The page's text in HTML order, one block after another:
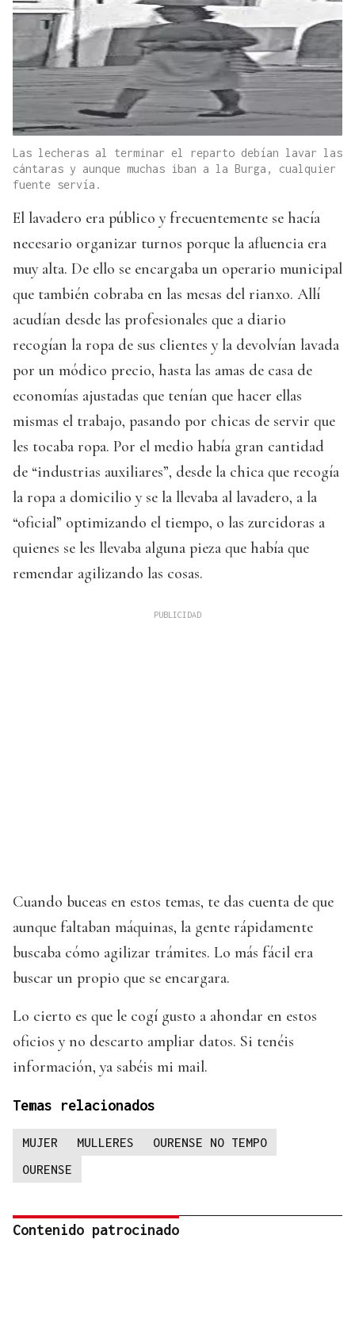
Las lecheras al terminar el reparto debían lavar las
cántaras y aunque muchas iban a la Burga, cualquier
fuente servía.
El lavadero era público y frecuentemente se hacía
necesario organizar turnos porque la afluencia era
muy alta. De ello se encargaba un operario municipal
que también cobraba en las mesas del rianxo. Allí
acudían desde las profesionales que a diario
recogían la ropa de sus clientes y la devolvían lavada
por un módico precio, hasta las amas de casa de
economías ajustadas que tenían que hacer ellas
mismas el trabajo, pasando por chicas de servir que
les tocaba ropa. Por el medio había gran cantidad
de “industrias auxiliares”, desde la chica que recogía
la ropa a domicilio y se la llevaba al lavadero, a la
“oficial” optimizando el tiempo, o las zurcidoras a
quienes se les llevaba alguna pieza que había que
remendar agilizando las cosas.
Cuando buceas en estos temas, te das cuenta de que
aunque faltaban máquinas, la gente rápidamente
buscaba cómo agilizar trámites. Lo más fácil era
buscar un propio que se encargara.
Lo cierto es que le cogí gusto a ahondar en estos
oficios y no descarto ampliar datos. Si tenéis
información, ya sabéis mi mail.
Temas relacionados
MUJER MULLERES
OURENSE NO TEMPO
OURENSE
Contenido patrocinado